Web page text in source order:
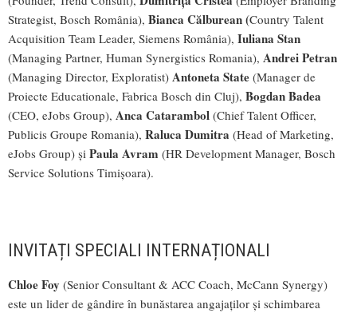
Strategist, Bosch România), Bianca Călburean (Country Talent
Acquisition Team Leader, Siemens România), Iuliana Stan
(Managing Partner, Human Synergistics Romania), Andrei Petran
(Managing Director, Exploratist) Antoneta State (Manager de
Proiecte Educationale, Fabrica Bosch din Cluj), Bogdan Badea
(CEO, eJobs Group), Anca Catarambol (Chief Talent Officer,
Publicis Groupe Romania), Raluca Dumitra (Head of Marketing,
eJobs Group) și Paula Avram (HR Development Manager, Bosch
Service Solutions Timișoara).
INVITAȚI SPECIALI INTERNAȚIONALI
Chloe Foy (Senior Consultant & ACC Coach, McCann Synergy)
este un lider de gândire în bunăstarea angajaților și schimbarea